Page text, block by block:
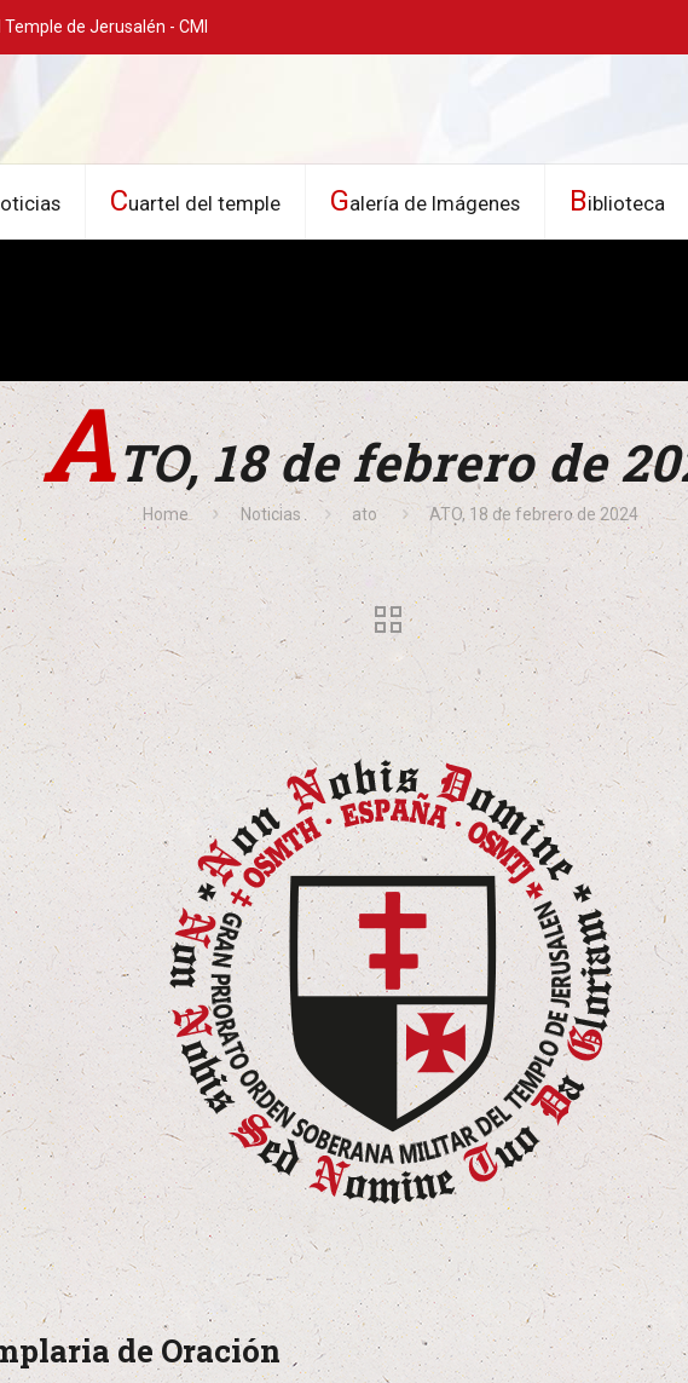
de Jerusalén - CMI
oticias Cuartel del temple Galería de Imágenes Biblioteca
ATO, 18 de febrero de
Home Noticias ato ATO, 18 de febrero de 2024
de Oración